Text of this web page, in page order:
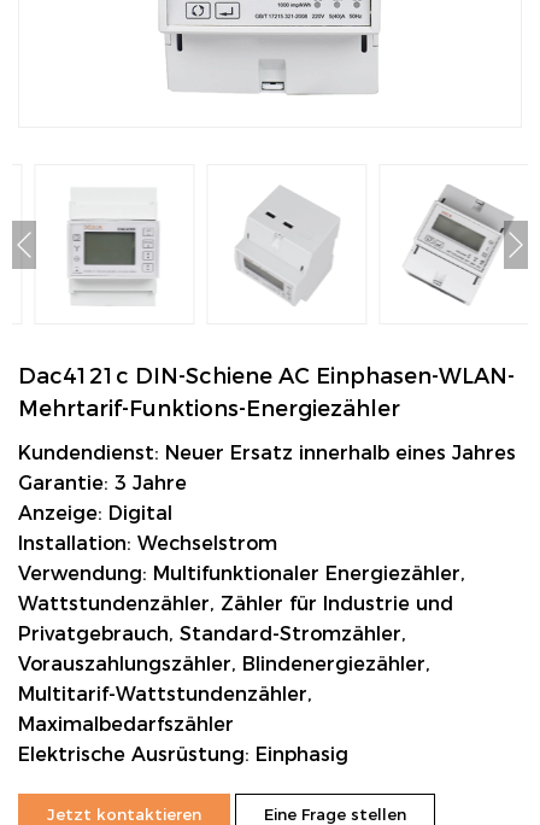
Dac4121c DIN-Schiene AC Einphasen-WLAN-
Mehrtarif-Funktions-Energiezähler
Kundendienst: Neuer Ersatz innerhalb eines Jahres
Garantie: 3 Jahre
Anzeige: Digital
Installation: Wechselstrom
Verwendung: Multifunktionaler Energiezähler,
Wattstundenzähler, Zähler für Industrie und
Privatgebrauch, Standard-Stromzähler,
Vorauszahlungszähler, Blindenergiezähler,
Multitarif-Wattstundenzähler,
Maximalbedarfszähler
Elektrische Ausrüstung: Einphasig
Jetzt kontaktieren Eine Frage stellen